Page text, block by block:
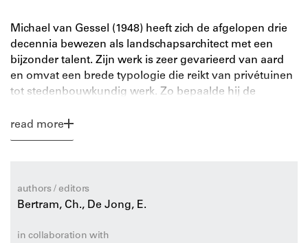
Michael van Gessel (1948) heeft zich de afgelopen drie
decennia bewezen als landschapsarchitect met een
bijzonder talent. Zijn werk is zeer gevarieerd van aard
en omvat een brede typologie die reikt van privétuinen
tot stedenbouwkundig werk. Zo bepaalde hij de
Valkenbergpark te Breda, dierentuin Artis en landgoed
Twickel. Hij superviseerde de renovatie van het
Haarzuilens. Hij ontwikkelde stedenbouwkundige
plannen voor Prinsenland (Rotterdam), het centrum
belangrijke ontwerpen van zijn hand zijn onder meer
read more
authors / editors
Bertram, Ch., De Jong, E.
in collaboration with